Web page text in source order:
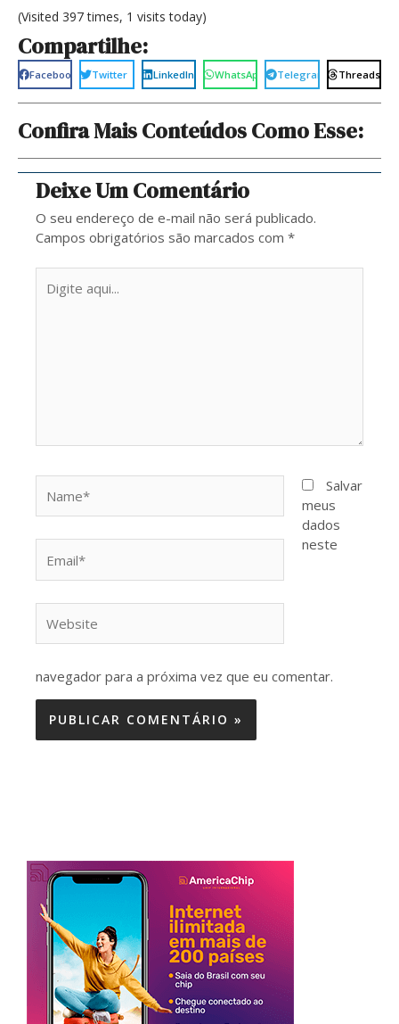
(Visited 397 times, 1 visits today)
Compartilhe:
Facebook Twitter LinkedIn WhatsApp Telegram Threads
Confira Mais Conteúdos Como Esse:
Deixe Um Comentário
O seu endereço de e-mail não será publicado.
Campos obrigatórios são marcados com *
aqui...
Salvar
meus
dados
neste
navegador para a próxima vez que eu comentar.